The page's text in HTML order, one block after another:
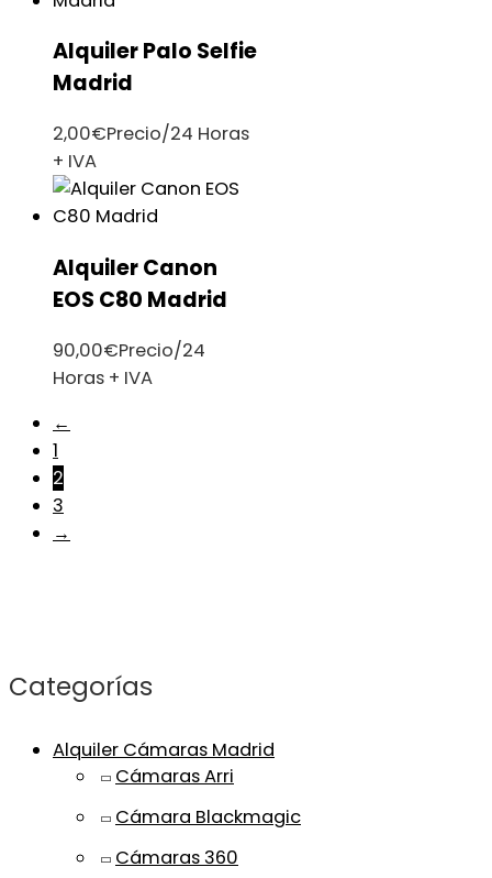
Categorías
Alquiler Cámaras Madrid
Cámaras Arri
Cámara Blackmagic
Cámaras 360
Alquiler Palo Selfie
Madrid
2,00€Precio/24 Horas
+ IVA
Alquiler Canon
EOS C80 Madrid
90,00€Precio/24
Horas + IVA
←
1
2
3
→